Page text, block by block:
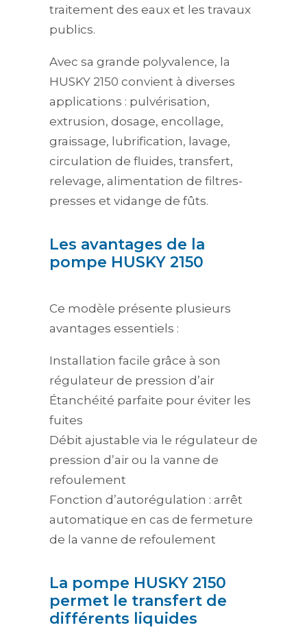
traitement des eaux et les travaux
publics.
Avec sa grande polyvalence, la
HUSKY 2150 convient à diverses
applications : pulvérisation,
extrusion, dosage, encollage,
graissage, lubrification, lavage,
circulation de fluides, transfert,
relevage, alimentation de filtres-
presses et vidange de fûts.
Les avantages de la
pompe HUSKY 2150
Ce modèle présente plusieurs
avantages essentiels :
Installation facile grâce à son
régulateur de pression d’air
Étanchéité parfaite pour éviter les
fuites
Débit ajustable via le régulateur de
pression d’air ou la vanne de
refoulement
Fonction d’autorégulation : arrêt
automatique en cas de fermeture
de la vanne de refoulement
La pompe HUSKY 2150
permet le transfert de
différents liquides